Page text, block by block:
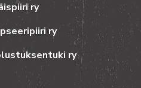
ry
ry
ry